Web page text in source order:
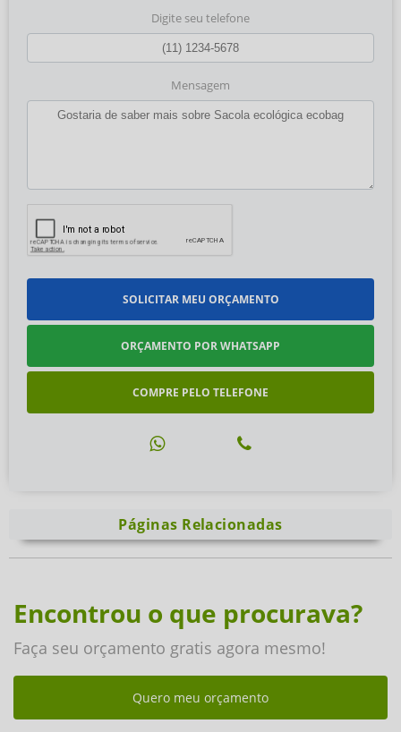
Digite seu telefone
Mensagem
SOLICITAR MEU ORÇAMENTO
ORÇAMENTO POR WHATSAPP
COMPRE PELO TELEFONE
Páginas Relacionadas
Encontrou o que procurava?
Faça seu orçamento gratis agora mesmo!
Quero meu orçamento